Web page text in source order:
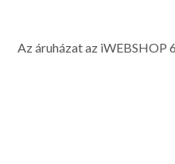
Az áruházat az